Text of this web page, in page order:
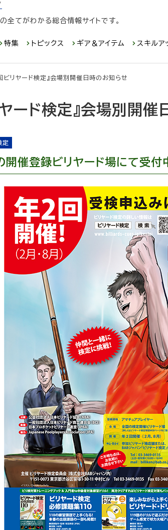
全てがわかる総合情報サイトです。
特集 トピックス ギア＆アイテム スキルア
リヤード検定』会場別開催日時のお知らせ
ード検定』会場別開催
定
催登録ビリヤード場にて受付